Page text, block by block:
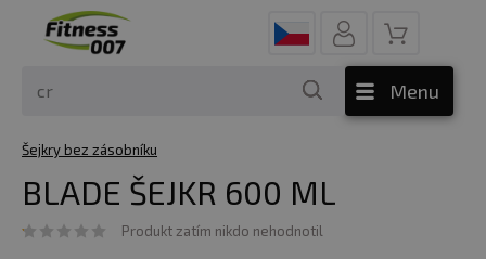
Menu
Šejkry bez zásobníku
BLADE ŠEJKR 600 ML
Produkt zatím nikdo nehodnotil